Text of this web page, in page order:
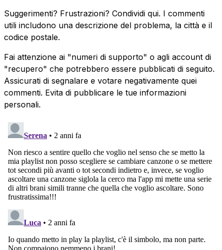
Suggerimenti? Frustrazioni? Condividi qui. I commenti
utili includono una descrizione del problema, la città e il
codice postale.
Fai attenzione ai "numeri di supporto" o agli account di
"recupero" che potrebbero essere pubblicati di seguito.
Assicurati di segnalare e votare negativamente quei
commenti. Evita di pubblicare le tue informazioni
personali.